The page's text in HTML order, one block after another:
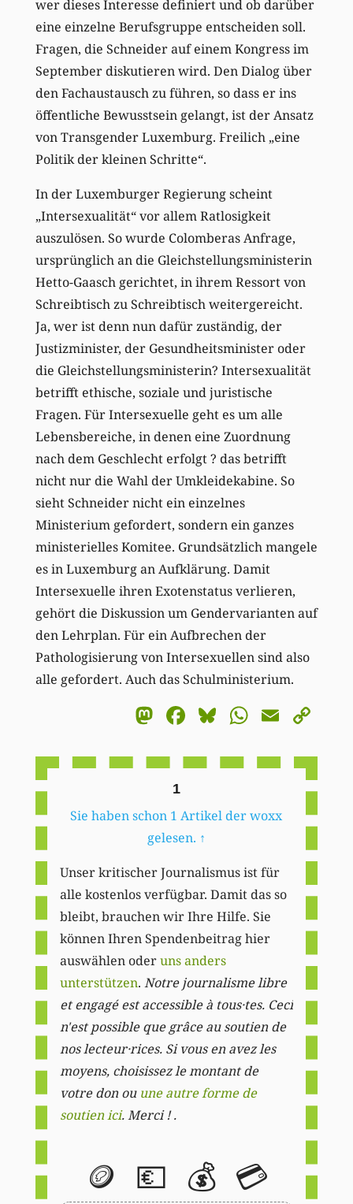
wer dieses Interesse definiert und ob darüber
eine einzelne Berufsgruppe entscheiden soll.
Fragen, die Schneider auf einem Kongress im
September diskutieren wird. Den Dialog über
den Fachaustausch zu führen, so dass er ins
öffentliche Bewusstsein gelangt, ist der Ansatz
von Transgender Luxemburg. Freilich „eine
Politik der kleinen Schritte“.
In der Luxemburger Regierung scheint
„Intersexualität“ vor allem Ratlosigkeit
auszulösen. So wurde Colomberas Anfrage,
ursprünglich an die Gleichstellungsministerin
Hetto-Gaasch gerichtet, in ihrem Ressort von
Schreibtisch zu Schreibtisch weitergereicht.
Ja, wer ist denn nun dafür zuständig, der
Justizminister, der Gesundheitsminister oder
die Gleichstellungsministerin? Intersexualität
betrifft ethische, soziale und juristische
Fragen. Für Intersexuelle geht es um alle
Lebensbereiche, in denen eine Zuordnung
nach dem Geschlecht erfolgt ? das betrifft
nicht nur die Wahl der Umkleidekabine. So
sieht Schneider nicht ein einzelnes
Ministerium gefordert, sondern ein ganzes
ministerielles Komitee. Grundsätzlich mangele
es in Luxemburg an Aufklärung. Damit
Intersexuelle ihren Exotenstatus verlieren,
gehört die Diskussion um Gendervarianten auf
den Lehrplan. Für ein Aufbrechen der
Pathologisierung von Intersexuellen sind also
alle gefordert. Auch das Schulministerium.
Mastodon
Facebook
BlueskyEmail
1
Sie haben schon 1 Artikel der woxx
gelesen. ↑
Unser kritischer Journalismus ist für
alle kostenlos verfügbar. Damit das so
bleibt, brauchen wir Ihre Hilfe. Sie
können Ihren Spendenbeitrag hier
auswählen oderuns anders
unterstützen. Notre journalisme libre
et engagé est accessible à tous·tes. Ceci
n'est possible que grâce au soutien de
nos lecteur·rices. Si vous en avez les
moyens, choisissez le montant de
votre don ou une autre forme de
soutien ici. Merci ! .
🪙 💶 💰 💳